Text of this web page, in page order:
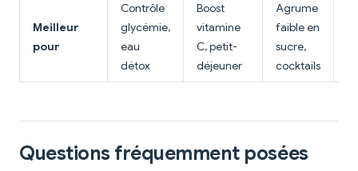
Meilleur
pour
Contrôle
glycémie,
eau
détox
Boost
vitamine
C, petit-
déjeuner
Agrume
faible en
sucre,
cocktails
Questions fréquemment posées